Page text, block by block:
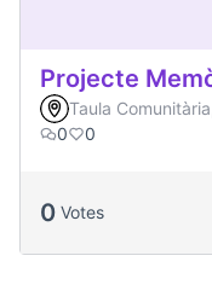
Projecte
Taula
0
0
0 Votes